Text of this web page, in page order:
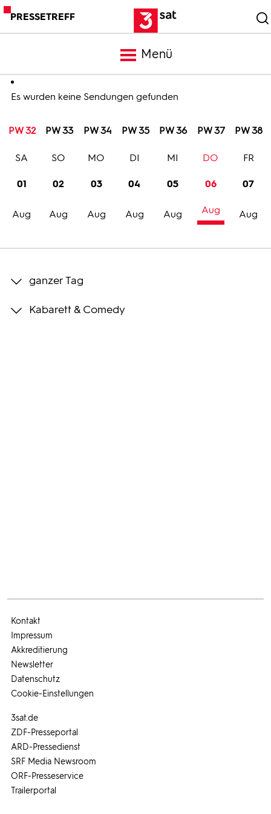
PRESSETREFF
Menü
Meldungen
Programm
Trailer
Bilder
Es wurden keine Sendungen gefunden
PW 32 PW 33 PW 34 PW 35 PW 36 PW 37 PW 38
01
Aug
SA
02
Aug
SO
03
Aug
MO
04
Aug
DI
05
Aug
MI
06
Aug
DO
07
Aug
FR
ganzer Tag
Kabarett & Comedy
3sat.de
ZDF-Presseportal
ARD-Pressedienst
SRF Media Newsroom
ORF-Presseservice
Trailerportal
Kontakt
Impressum
Akkreditierung
Newsletter
Datenschutz
Cookie-Einstellungen